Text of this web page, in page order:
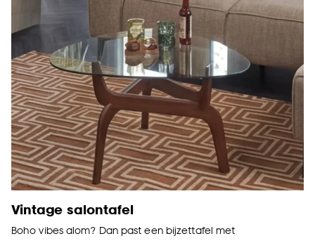
Vintage salontafel
Boho vibes alom? Dan past een bijzettafel met